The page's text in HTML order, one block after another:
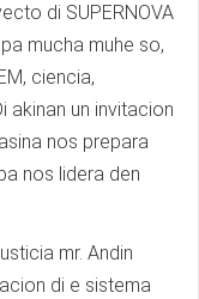
di SUPERNOVA
mucha muhe so,
ciencia,
akinan un invitacion
nos prepara
nos lidera den
mr. Andin
di e sistema